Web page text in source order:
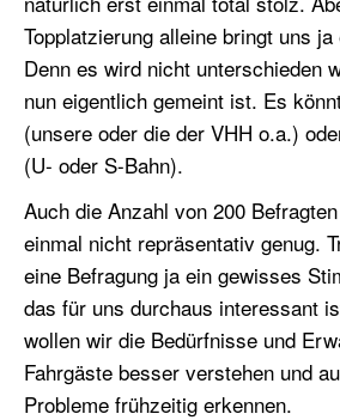
Topplatzierung alleine bringt uns
Denn es wird nicht unterschieden
nun eigentlich gemeint ist. Es
(unsere oder die der VHH o.a.)
(U- oder S-Bahn).
Auch die Anzahl von 200
einmal nicht repräsentativ genug.
eine Befragung ja ein gewisses
das für uns durchaus interessant
wollen wir die Bedürfnisse und
Fahrgäste besser verstehen und
Probleme frühzeitig erkennen.